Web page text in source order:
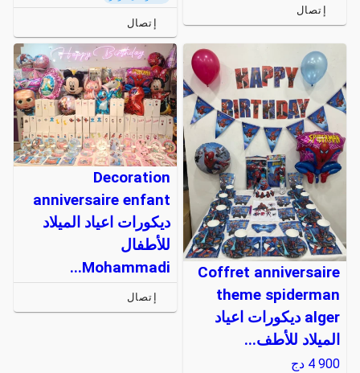
إتصال
إتصال
Coffret anniversaire
theme spiderman
alger ديكورات اعياد
الميلاد للأطف...
4 900 دج
Decoration
anniversaire enfant
ديكورات اعياد الميلاد
للأطفال
Mohammadi...
إتصال